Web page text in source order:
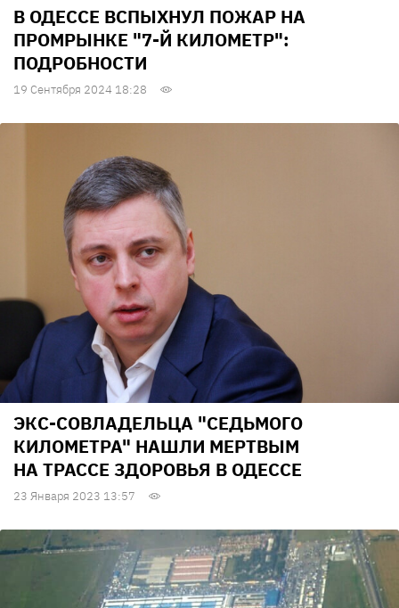
В ОДЕССЕ ВСПЫХНУЛ ПОЖАР НА
ПРОМРЫНКЕ "7-Й КИЛОМЕТР":
ПОДРОБНОСТИ
19 Сентября 2024 18:28
ЭКС-СОВЛАДЕЛЬЦА "СЕДЬМОГО
КИЛОМЕТРА" НАШЛИ МЕРТВЫМ
НА ТРАССЕ ЗДОРОВЬЯ В ОДЕССЕ
23 Января 2023 13:57